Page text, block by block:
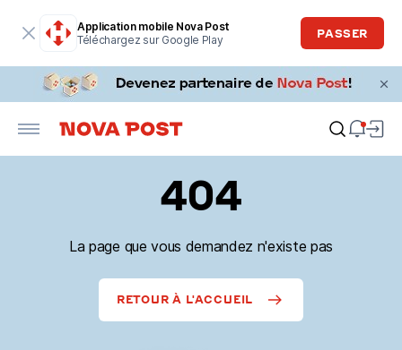
Application mobile Nova Post
Téléchargez sur Google Play
PASSER
404
La page que vous demandez n'existe pas
RETOUR À L'ACCUEIL